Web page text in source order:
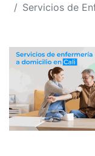
Servicios de